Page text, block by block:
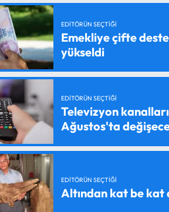
EDITÖRÜN SEÇTIĞI
Emekliye çifte
yükseldi
EDITÖRÜN SEÇTIĞI
Televizyon
Ağustos'ta
EDITÖRÜN SEÇTIĞI
Altından kat be